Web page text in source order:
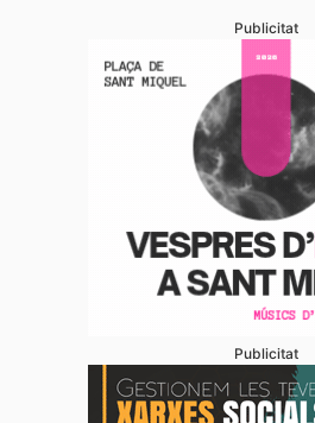
Publicitat
Publicitat